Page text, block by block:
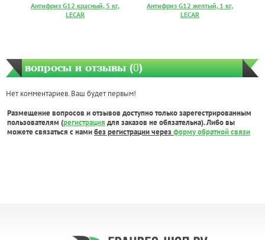
Антифриз G12 красный, 5 кг,
LECAR
Антифриз G12 желтый, 1 кг,
LECAR
вопросы и отзывы (0)
Нет комментариев. Ваш будет первым!
Размещение вопросов и отзывов доступно только зарегестрированным
пользователям (регистрация для заказов не обязательна). Либо вы
можете связаться с намибез регистрации через форму обратной связи